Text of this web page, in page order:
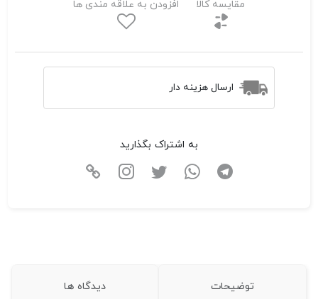
مقایسه کالا افزودن به علاقه مندی ها
ارسال هزینه دار
به اشتراک بگذارید
توضیحات دیدگاه ها